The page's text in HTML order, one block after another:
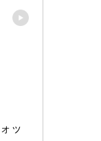
ッ